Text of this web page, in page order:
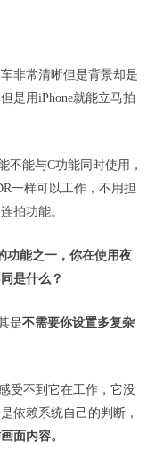
非常清晰但是背景却是
是用iPhone就能立马拍
不能与C功能同时使用，
一样可以工作，不用担
拍功能。
功能之一，你在使用夜
是什么？
是不需要你设置多复杂
受不到它在工作，它没
依赖系统自己的判断，
面内容。